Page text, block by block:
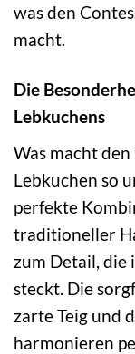
was den
macht.
Die
Lebkuchens
Was macht
Lebkuchen so
perfekte
traditioneller
zum Detail, die
steckt. Die
zarte Teig und
harmonieren